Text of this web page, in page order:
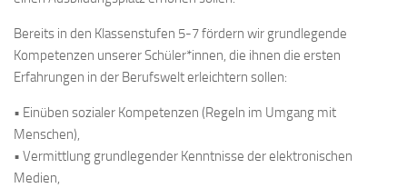
Bereits in den Klassenstufen 5-7 fördern wir grundlegende
Kompetenzen unserer Schüler*innen, die ihnen die ersten
Erfahrungen in der Berufswelt erleichtern sollen:
• Einüben sozialer Kompetenzen (Regeln im Umgang mit
Menschen),
• Vermittlung grundlegender Kenntnisse der elektronischen
Medien,